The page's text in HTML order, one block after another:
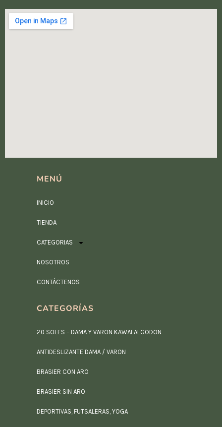
MENÚ
INICIO
TIENDA
CATEGORIAS
NOSOTROS
CONTÁCTENOS
CATEGORÍAS
20 SOLES – DAMA Y VARON KAWAI ALGODON
ANTIDESLIZANTE DAMA / VARON
BRASIER CON ARO
BRASIER SIN ARO
DEPORTIVAS, FUTSALERAS, YOGA